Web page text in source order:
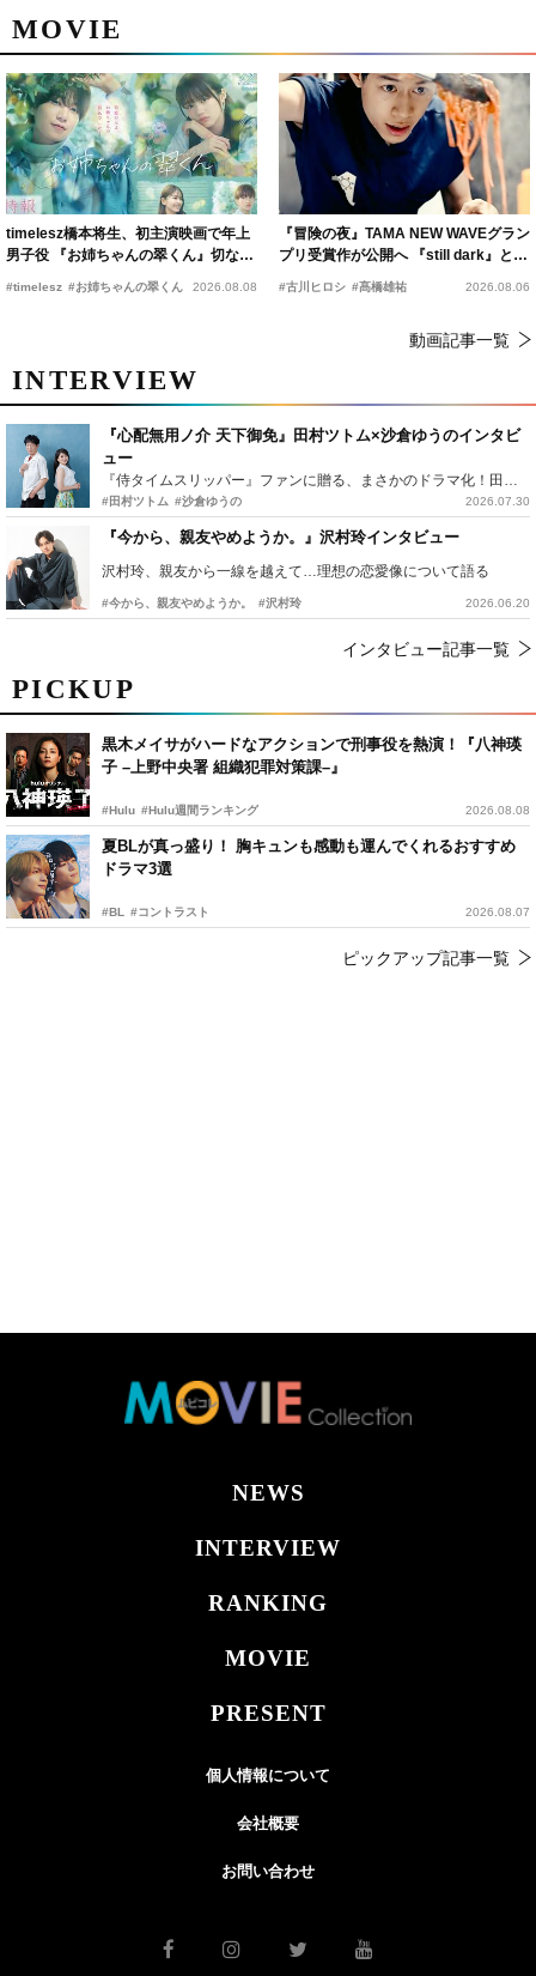
PICKUP
黒木メイサがハードなアクションで刑事役を熱演！『八神瑛
子 –上野中央署 組織犯罪対策課–』
#Hulu #Hulu週間ランキング 2026.08.08
夏BLが真っ盛り！ 胸キュンも感動も運んでくれるおすすめ
ドラマ3選
#BL #コントラスト 2026.08.07
ピックアップ記事一覧
MOVIE
timelesz橋本将生、初主演映画で年上
男子役 『お姉ちゃんの翠くん』切ない
恋の幕開けを予感
#timelesz #お姉ちゃんの翠くん 2026.08.08
『冒険の夜』TAMA NEW WAVEグラン
プリ受賞作が公開へ 『still dark』と同
時上映決定
#古川ヒロシ #髙橋雄祐 2026.08.06
動画記事一覧
INTERVIEW
『心配無用ノ介 天下御免』田村ツトム×沙倉ゆうのインタビ
ュー
『侍タイムスリッパー』ファンに贈る、まさかのドラマ化！田村ツトム×沙倉ゆうのが語る『心配無用ノ介』撮影秘話
#田村ツトム #沙倉ゆうの 2026.07.30
『今から、親友やめようか。』沢村玲インタビュー
沢村玲、親友から一線を越えて…理想の恋愛像について語る
#今から、親友やめようか。 #沢村玲 2026.06.20
インタビュー記事一覧
NEWS
INTERVIEW
RANKING
MOVIE
PRESENT
個人情報について
会社概要
お問い合わせ